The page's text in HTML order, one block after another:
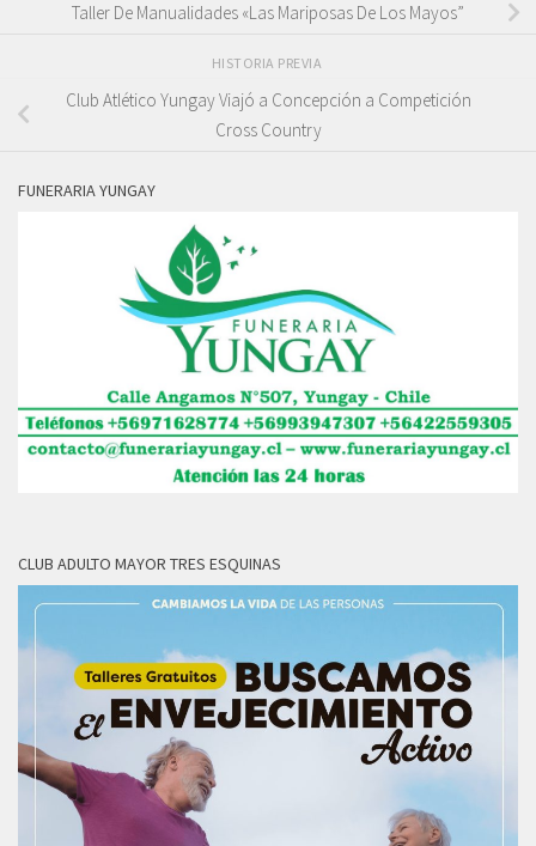
Taller De Manualidades «Las Mariposas De Los Mayos”
HISTORIA PREVIA
Club Atlético Yungay Viajó a Concepción a Competición
Cross Country
FUNERARIA YUNGAY
CLUB ADULTO MAYOR TRES ESQUINAS